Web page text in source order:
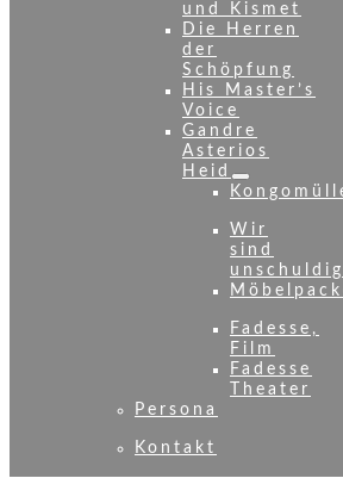
und Kismet
Die Herren
der
Schöpfung
His Master’s
Voice
Gandre
Asterios
Heid
Wir
sind
Fadesse,
Film
Fadesse
Theater
Persona
Kontakt